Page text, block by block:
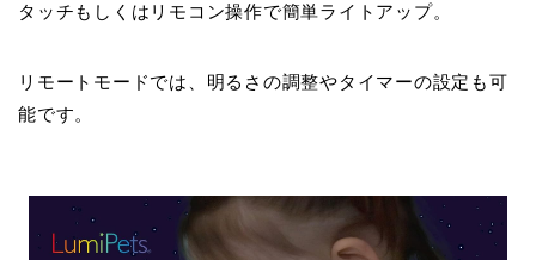
タッチもしくはリモコン操作で簡単ライトアップ。
リモートモードでは、明るさの調整やタイマーの設定も可
能です。